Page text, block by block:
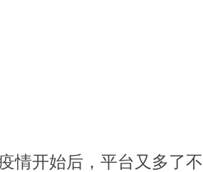
开始后，平台又多了不